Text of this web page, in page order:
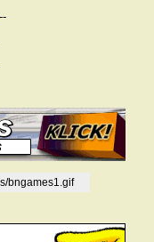
bngames1.gif